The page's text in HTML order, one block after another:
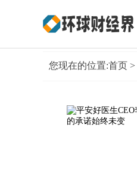
您现在的位置:首页 >